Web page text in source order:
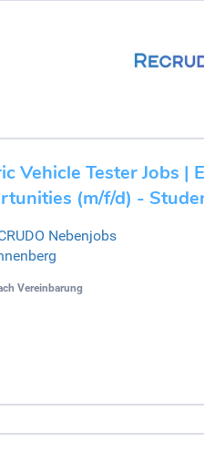
Vehicle Tester Jobs |
(m/f/d) -
Nebenjobs
Vereinbarung